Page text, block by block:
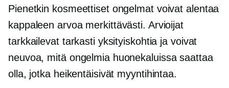
Pienetkin kosmeettiset ongelmat voivat alentaa
kappaleen arvoa merkittävästi. Arvioijat
tarkkailevat tarkasti yksityiskohtia ja voivat
neuvoa, mitä ongelmia huonekaluissa saattaa
olla, jotka heikentäisivät myyntihintaa.